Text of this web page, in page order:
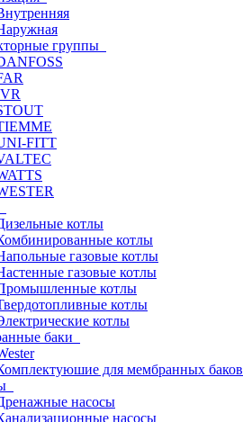
группы
FITT
котлы
котлы
газовые котлы
газовые котлы
котлы
котлы
котлы
баки
для мембранных баков
насосы
насосы